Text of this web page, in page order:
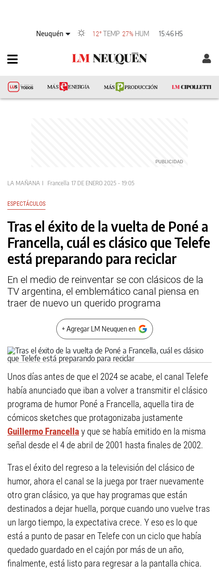
Neuquén 12°TEMP 27% HUM 15:46 HS
LA MAÑANA Francella 17 DE ENERO 2025 - 19:05
ESPECTÁCULOS
Tras el éxito de la vuelta de Poné a
Francella, cuál es clásico que Telefe
está preparando para reciclar
En el medio de reinventar se con clásicos de la
TV argentina, el emblemático canal piensa en
traer de nuevo un querido programa
+ Agregar LM Neuquen en
Unos días antes de que el 2024 se acabe, el canal Telefe
había anunciado que iban a volver a transmitir el clásico
programa de humor Poné a Francella, aquella tira de
cómicos sketches que protagonizaba justamente
Guillermo Francellay que se había emitido en la misma
señal desde el 4 de abril de 2001 hasta finales de 2002.
Tras el éxito del regreso a la televisión del clásico de
humor, ahora el canal se la juega por traer nuevamente
otro gran clásico, ya que hay programas que están
destinados a dejar huella, porque cuando uno vuelve tras
un largo tiempo, la expectativa crece. Y eso es lo que
está a punto de pasar en Telefe con un ciclo que había
quedado guardado en el cajón por más de un año,
finalmente, está listo para regresar a la pantalla chica.